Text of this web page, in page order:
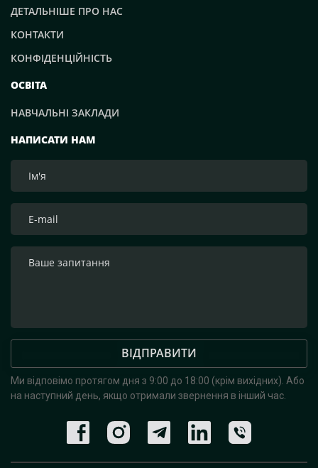
НАПИСАТИ НАМ
ВІДПРАВИТИ
Ми відповімо протягом дня з 9:00 до 18:00 (крім вихідних). Або
на наступний день, якщо отримали звернення в інший час.
ДЕТАЛЬНІШЕ ПРО НАС
КОНТАКТИ
КОНФІДЕНЦІЙНІСТЬ
ОСВІТА
НАВЧАЛЬНІ ЗАКЛАДИ